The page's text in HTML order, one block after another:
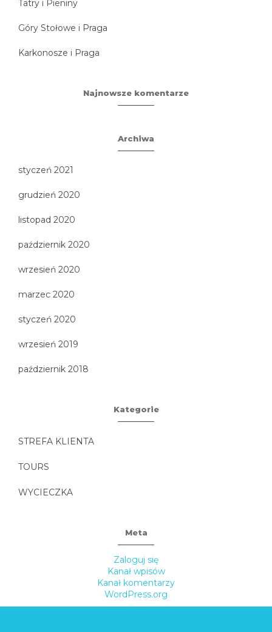
Tatry i Pieniny
Góry Stołowe i Praga
Karkonosze i Praga
Najnowsze komentarze
Archiwa
styczeń 2021
grudzień 2020
listopad 2020
październik 2020
wrzesień 2020
marzec 2020
styczeń 2020
wrzesień 2019
październik 2018
Kategorie
STREFA KLIENTA
TOURS
WYCIECZKA
Meta
Zaloguj się
Kanał wpisów
Kanał komentarzy
WordPress.org